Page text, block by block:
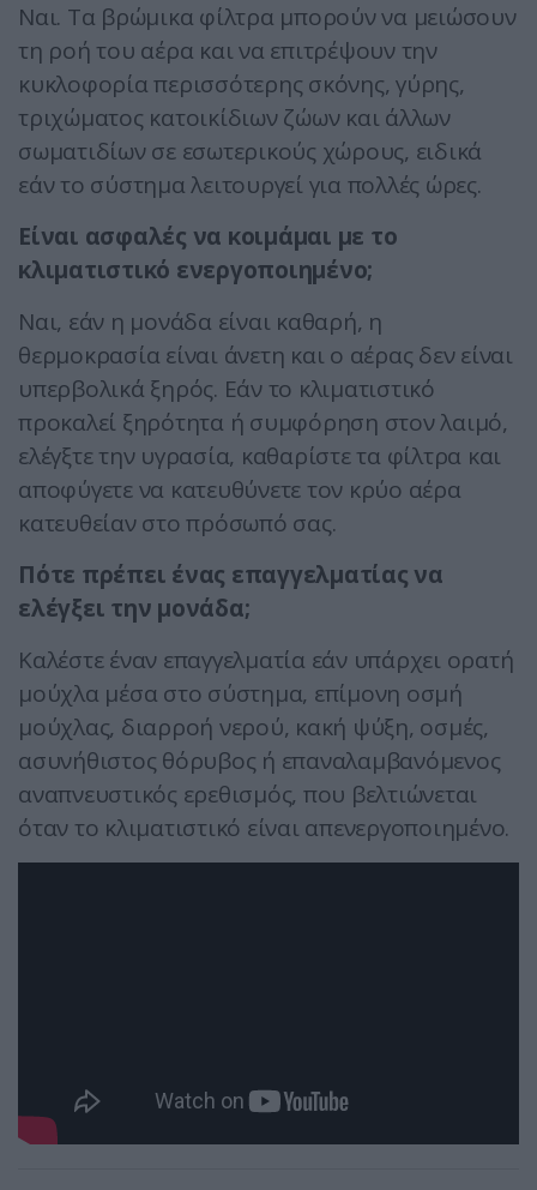
Ναι. Τα βρώμικα φίλτρα μπορούν να μειώσουν
τη ροή του αέρα και να επιτρέψουν την
κυκλοφορία περισσότερης σκόνης, γύρης,
τριχώματος κατοικίδιων ζώων και άλλων
σωματιδίων σε εσωτερικούς χώρους, ειδικά
εάν το σύστημα λειτουργεί για πολλές ώρες.
Είναι ασφαλές να κοιμάμαι με το
κλιματιστικό ενεργοποιημένο;
Ναι, εάν η μονάδα είναι καθαρή, η
θερμοκρασία είναι άνετη και ο αέρας δεν είναι
υπερβολικά ξηρός. Εάν το κλιματιστικό
προκαλεί ξηρότητα ή συμφόρηση στον λαιμό,
ελέγξτε την υγρασία, καθαρίστε τα φίλτρα και
αποφύγετε να κατευθύνετε τον κρύο αέρα
κατευθείαν στο πρόσωπό σας.
Πότε πρέπει ένας επαγγελματίας να
ελέγξει την μονάδα;
Καλέστε έναν επαγγελματία εάν υπάρχει ορατή
μούχλα μέσα στο σύστημα, επίμονη οσμή
μούχλας, διαρροή νερού, κακή ψύξη, οσμές,
ασυνήθιστος θόρυβος ή επαναλαμβανόμενος
αναπνευστικός ερεθισμός, που βελτιώνεται
όταν το κλιματιστικό είναι απενεργοποιημένο.